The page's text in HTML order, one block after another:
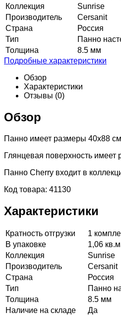
Коллекция
Sunrise
Производитель
Cersanit
Страна
Россия
Тип
Панно
Толщина
8.5 мм
Подробные характеристики
Обзор
Характеристики
Отзывы (0)
Обзор
Панно имеет размеры 40x88
Глянцевая поверхность имеет
Панно Cherry входит в
Код товара: 41130
Характеристики
Кратность отгрузки
1
В упаковке
1,06
Коллекция
Sunrise
Производитель
Cersanit
Страна
Россия
Тип
Панно
Толщина
8.5 мм
Наличие на складе
Да